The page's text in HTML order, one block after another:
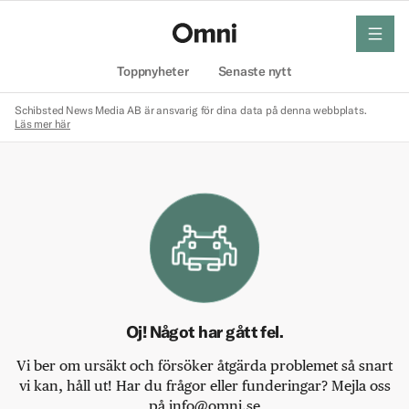
Toppnyheter Senaste nytt
meny
Schibsted News Media AB är ansvarig för dina data på denna webbplats.
Läs mer här
Oj! Något har gått fel.
Vi ber om ursäkt och försöker åtgärda problemet så snart
vi kan, håll ut! Har du frågor eller funderingar? Mejla oss